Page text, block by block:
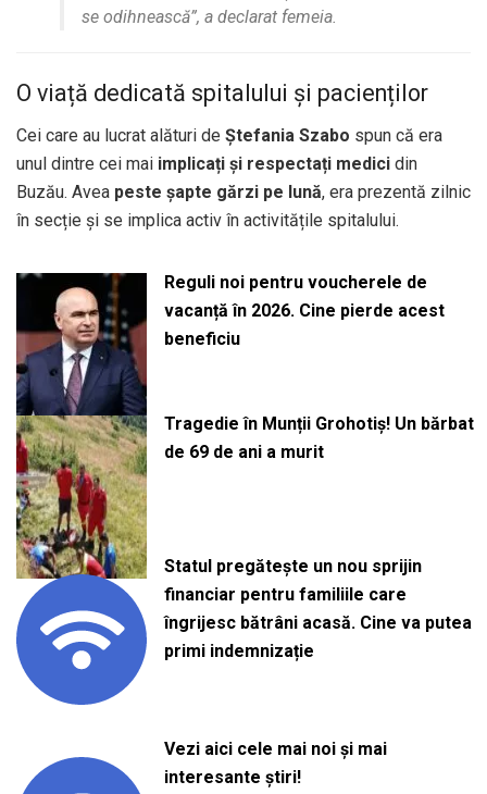
se odihnească”, a declarat femeia.
O viață dedicată spitalului și pacienților
Cei care au lucrat alături de Ștefania Szabo spun că era
unul dintre cei mai implicați și respectați medici din
Buzău. Avea peste șapte gărzi pe lună, era prezentă zilnic
în secție și se implica activ în activitățile spitalului.
Reguli noi pentru voucherele de
vacanță în 2026. Cine pierde acest
beneficiu
Tragedie în Munții Grohotiș! Un bărbat
de 69 de ani a murit
Statul pregătește un nou sprijin
financiar pentru familiile care
îngrijesc bătrâni acasă. Cine va putea
primi indemnizație
Vezi aici cele mai noi și mai
interesante știri!